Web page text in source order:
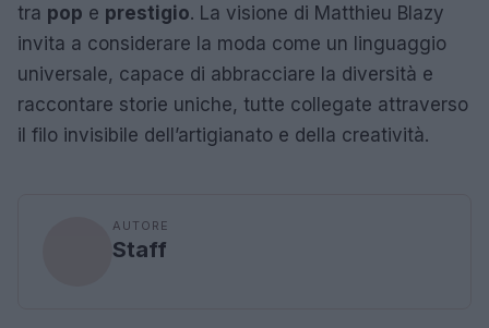
tra pop e prestigio. La visione di Matthieu Blazy
invita a considerare la moda come un linguaggio
universale, capace di abbracciare la diversità e
raccontare storie uniche, tutte collegate attraverso
il filo invisibile dell’artigianato e della creatività.
AUTORE
Staff